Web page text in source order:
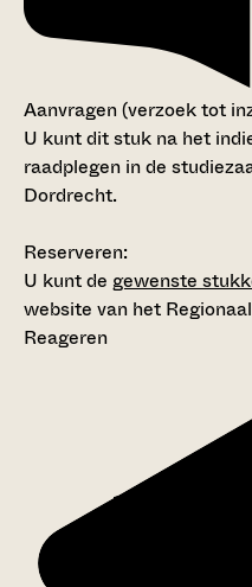
Aanvragen (verzoek tot
U kunt dit stuk na het
raadplegen in de
Dordrecht.
Reserveren:
U kunt de gewenste
website van het
Reageren